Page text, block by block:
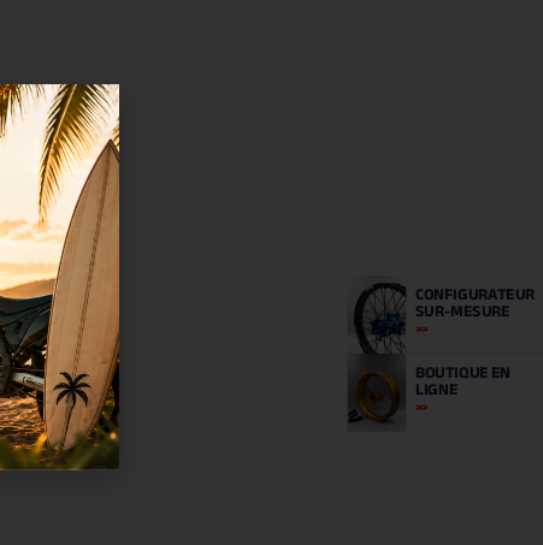
CONFIGURATEUR
SUR-MESURE
BOUTIQUEEN
LIGNE